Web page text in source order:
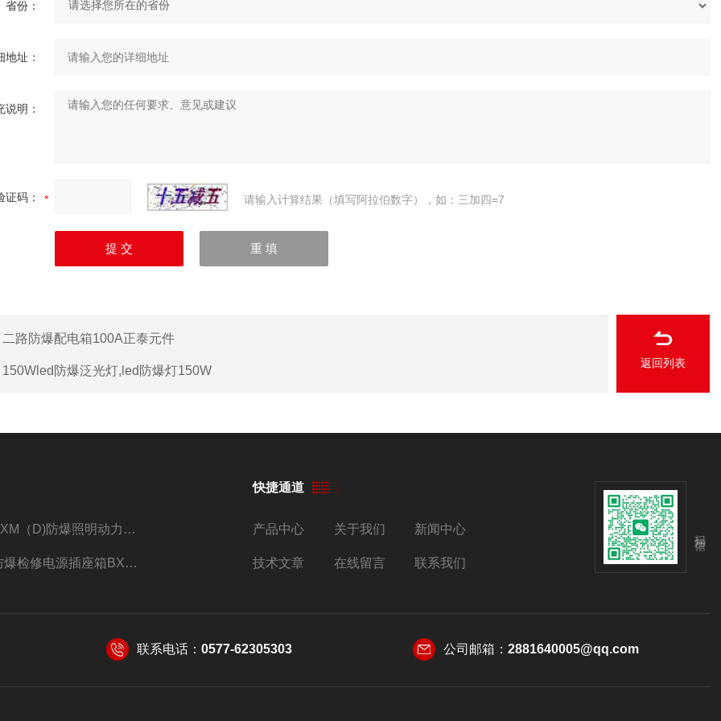
省份：
地址：
说明：
证码： 请输入计算结果（填写阿拉伯数字），如：三加四=7
二路防爆配电箱100A正泰元件
150Wled防爆泛光灯,led防爆灯150W
返回列表
BXM（D)防爆照明动力配电箱IIB IIC生产厂家
防爆检修电源插座箱BXX52-2/16/380V带插座防爆配电箱
快捷通道
产品中心 关于我们 新闻中心
技术文章 在线留言 联系我们
联系电话： 0577-62305303 公司邮箱： 2881640005@qq.com